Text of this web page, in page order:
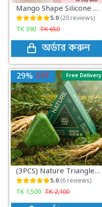
Mango Shape Silicone Chest Stickers Bra Self Adhesive Strapless
5.0 (20 reviews)
TK390 TK650
অর্ডার করুন
Free Delivery
29% OFF
(3PCS) Nature Triangle Shampoo Bar
5.0 (6 reviews)
TK 1,500 TK2,100